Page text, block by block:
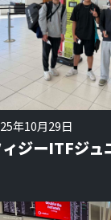
年10月29日
ジーITFジュ